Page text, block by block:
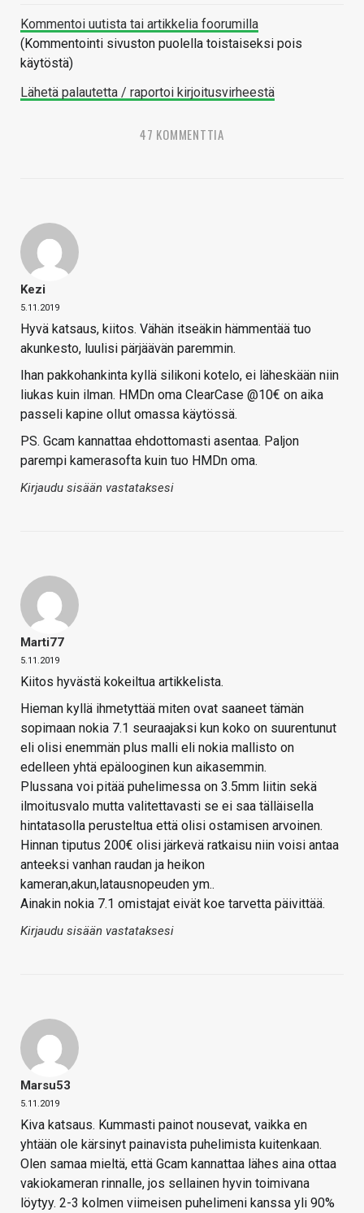
Kommentoi uutista tai artikkelia foorumilla
(Kommentointi sivuston puolella toistaiseksi pois
käytöstä)
Lähetä palautetta / raportoi kirjoitusvirheestä
47 KOMMENTTIA
Kezi
5.11.2019
Hyvä katsaus, kiitos. Vähän itseäkin hämmentää tuo
akunkesto, luulisi pärjäävän paremmin.
Ihan pakkohankinta kyllä silikoni kotelo, ei läheskään niin
liukas kuin ilman. HMDn oma ClearCase @10€ on aika
passeli kapine ollut omassa käytössä.
PS. Gcam kannattaa ehdottomasti asentaa. Paljon
parempi kamerasofta kuin tuo HMDn oma.
Kirjaudu sisään vastataksesi
Marti77
5.11.2019
Kiitos hyvästä kokeiltua artikkelista.
Hieman kyllä ihmetyttää miten ovat saaneet tämän
sopimaan nokia 7.1 seuraajaksi kun koko on suurentunut
eli olisi enemmän plus malli eli nokia mallisto on
edelleen yhtä epälooginen kun aikasemmin.
Plussana voi pitää puhelimessa on 3.5mm liitin sekä
ilmoitusvalo mutta valitettavasti se ei saa tälläisella
hintatasolla perusteltua että olisi ostamisen arvoinen.
Hinnan tiputus 200€ olisi järkevä ratkaisu niin voisi antaa
anteeksi vanhan raudan ja heikon
kameran,akun,latausnopeuden ym..
Ainakin nokia 7.1 omistajat eivät koe tarvetta päivittää.
Kirjaudu sisään vastataksesi
Marsu53
5.11.2019
Kiva katsaus. Kummasti painot nousevat, vaikka en
yhtään ole kärsinyt painavista puhelimista kuitenkaan.
Olen samaa mieltä, että Gcam kannattaa lähes aina ottaa
vakiokameran rinnalle, jos sellainen hyvin toimivana
löytyy. 2-3 kolmen viimeisen puhelimeni kanssa yli 90%